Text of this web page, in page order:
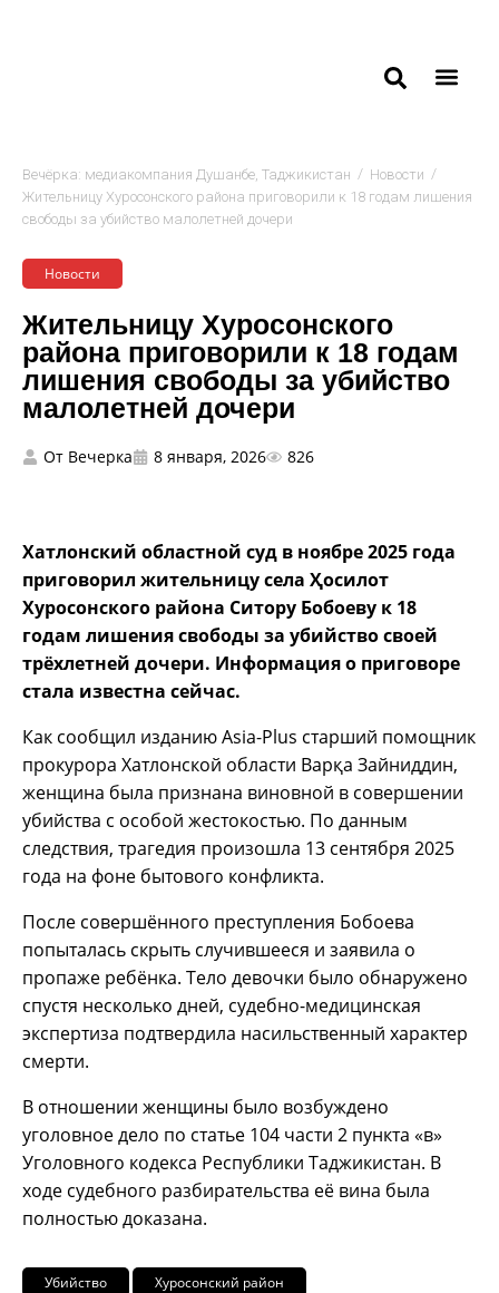
Вечёрка: медиакомпания Душанбе, Таджикистан / Новости /
Жительницу Хуросонского района приговорили к 18 годам лишения
свободы за убийство малолетней дочери
Новости
Жительницу Хуросонского
района приговорили к 18 годам
лишения свободы за убийство
малолетней дочери
От Вечерка 8 января, 2026 826
Хатлонский областной суд в ноябре 2025 года
приговорил жительницу села Ҳосилот
Хуросонского района Ситору Бобоеву к 18
годам лишения свободы за убийство своей
трёхлетней дочери. Информация о приговоре
стала известна сейчас.
Как сообщил изданию Asia-Plus старший помощник
прокурора Хатлонской области Варқа Зайниддин,
женщина была признана виновной в совершении
убийства с особой жестокостью. По данным
следствия, трагедия произошла 13 сентября 2025
года на фоне бытового конфликта.
После совершённого преступления Бобоева
попыталась скрыть случившееся и заявила о
пропаже ребёнка. Тело девочки было обнаружено
спустя несколько дней, судебно-медицинская
экспертиза подтвердила насильственный характер
смерти.
В отношении женщины было возбуждено
уголовное дело по статье 104 части 2 пункта «в»
Уголовного кодекса Республики Таджикистан. В
ходе судебного разбирательства её вина была
полностью доказана.
Убийство Хуросонский район